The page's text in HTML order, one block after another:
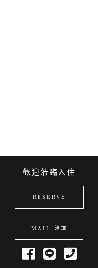
歡迎蒞臨入住
RESERVE
MAIL 洽詢